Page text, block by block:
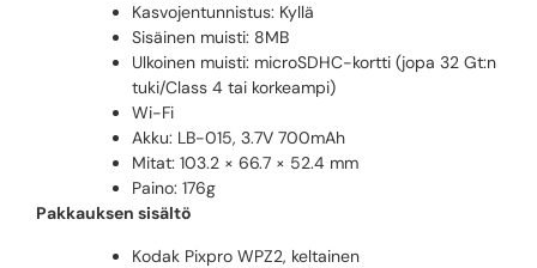
Kasvojentunnistus: Kyllä
Sisäinen muisti: 8MB
Ulkoinen muisti: microSDHC-kortti (jopa 32 Gt:n
tuki/Class 4 tai korkeampi)
Wi-Fi
Akku: LB-015, 3.7V 700mAh
Mitat: 103.2 × 66.7 × 52.4 mm
Paino: 176g
Pakkauksen sisältö
Kodak Pixpro WPZ2, keltainen